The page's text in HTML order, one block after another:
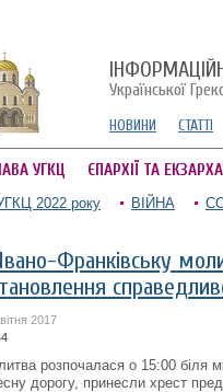
Української
НОВИНИ СТАТТІ
УГКЦ ЄПАРХІЇ ТА
2022 року ВІЙНА
Франківську
2017
розпочалася о 15:00 біля
дорогу, принесли хрест